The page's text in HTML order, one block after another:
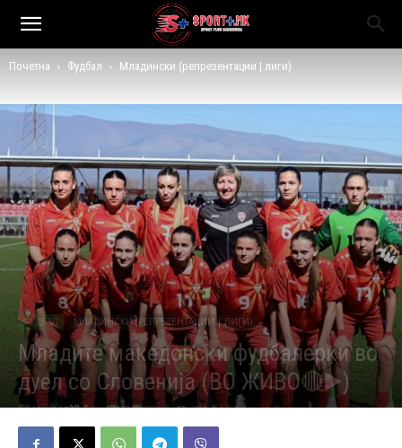
Почетна Фудбал Младински (репрезентации | лиги)
ФУДБАЛ МЛАДИНСКИ (РЕПРЕЗЕНТАЦИИ | ЛИГИ)
Младите македонски фудбалерки во
дуел со Словенија (ВО ЖИВО🔴▶️)
Објавено од Д.Т. - 12/03/2025 281